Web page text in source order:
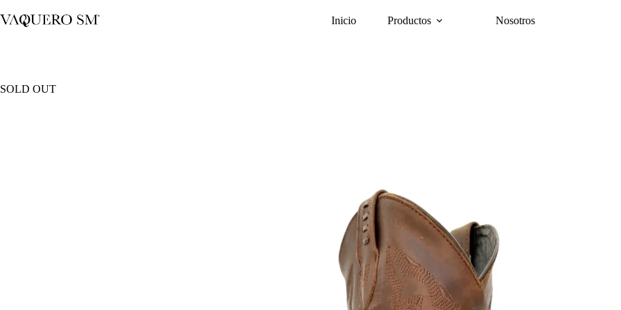
al
contenido
Inicio Productos Nosotros
SOLD OUT